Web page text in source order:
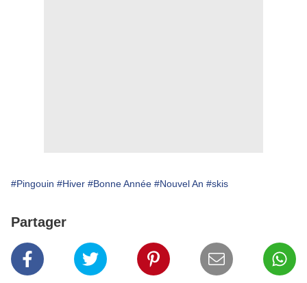
#Pingouin #Hiver #Bonne Année #Nouvel An #skis
Partager